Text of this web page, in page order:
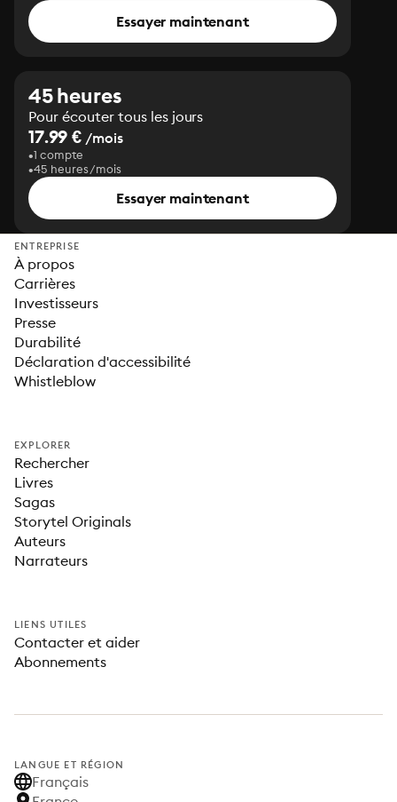
Essayer maintenant
45 heures
Pour écouter tous les jours
17.99 € /mois
1 compte
45 heures/mois
Essayer maintenant
ENTREPRISE
À propos
Carrières
Investisseurs
Presse
Durabilité
Déclaration d'accessibilité
Whistleblow
EXPLORER
Rechercher
Livres
Sagas
Storytel Originals
Auteurs
Narrateurs
LIENS UTILES
Contacter et aider
Abonnements
LANGUE ET RÉGION
Français